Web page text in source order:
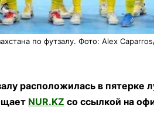
по футзалу. Фото: Alex
расположилась в пятерке
NUR.KZ со ссылкой на